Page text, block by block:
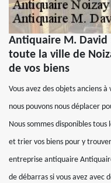
Antiquaire M. David
toute la ville de
de vos biens
Vous avez des objets anciens
nous pouvons nous déplacer
Nous sommes disponibles
et trier vos biens pour y
entreprise antiquaire
de débarras si vous avez avec